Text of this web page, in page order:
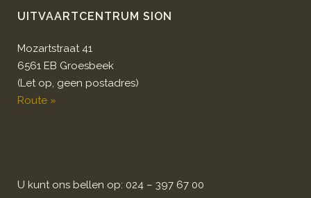
UITVAARTCENTRUM SION
Mozartstraat 41
6561 EB Groesbeek
(Let op, geen postadres)
Route »
U kunt ons bellen op: 024 – 397 67 00